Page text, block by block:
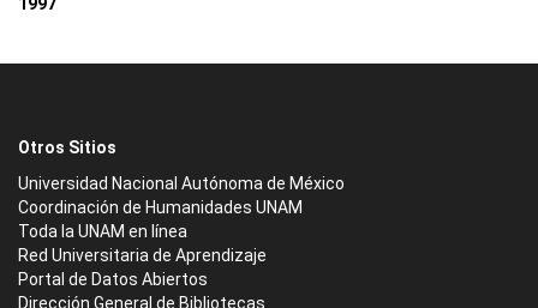
Otros Sitios
Universidad Nacional Autónoma de México
Coordinación de Humanidades UNAM
Toda la UNAM en línea
Red Universitaria de Aprendizaje
Portal de Datos Abiertos
Dirección General de Bibliotecas